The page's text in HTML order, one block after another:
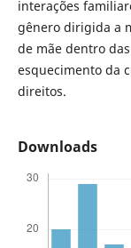
interações
gênero dirigida a
de mãe dentro
esquecimento da
direitos.
Downloads